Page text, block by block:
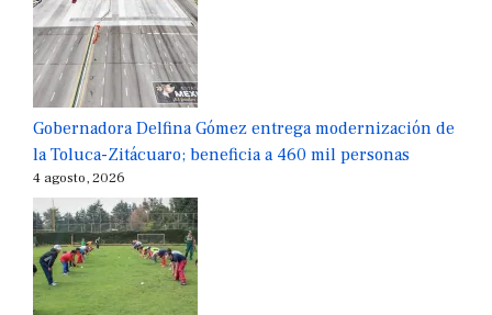
Gobernadora Delfina Gómez entrega modernización de
la Toluca-Zitácuaro; beneficia a 460 mil personas
4 agosto, 2026